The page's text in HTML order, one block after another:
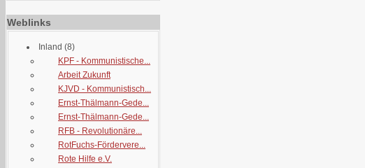
Weblinks
Inland (8)
KPF - Kommunistische...
Arbeit Zukunft
KJVD - Kommunistisch...
Ernst-Thälmann-Gede...
Ernst-Thälmann-Gede...
RFB - Revolutionäre...
RotFuchs-Fördervere...
Rote Hilfe e.V.